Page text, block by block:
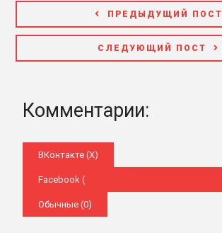
ПРЕДЫДУЩИЙ ПОСТ
СЛЕДУЮЩИЙ ПОСТ
Комментарии:
ВКонтакте (X)
Facebook (
Обычные (0)